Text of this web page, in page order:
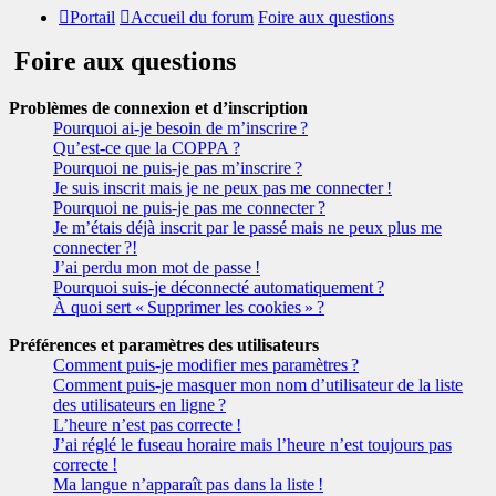
Portail Accueil du forum Foire aux questions
Foire aux questions
Problèmes de connexion et d’inscription
Pourquoi ai-je besoin de m’inscrire ?
Qu’est-ce que la COPPA ?
Pourquoi ne puis-je pas m’inscrire ?
Je suis inscrit mais je ne peux pas me connecter !
Pourquoi ne puis-je pas me connecter ?
Je m’étais déjà inscrit par le passé mais ne peux plus me
connecter ?!
J’ai perdu mon mot de passe !
Pourquoi suis-je déconnecté automatiquement ?
À quoi sert « Supprimer les cookies » ?
Préférences et paramètres des utilisateurs
Comment puis-je modifier mes paramètres ?
Comment puis-je masquer mon nom d’utilisateur de la liste
des utilisateurs en ligne ?
L’heure n’est pas correcte !
J’ai réglé le fuseau horaire mais l’heure n’est toujours pas
correcte !
Ma langue n’apparaît pas dans la liste !